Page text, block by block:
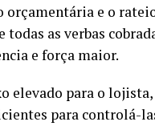
e o
todas as verbas
e força maior.
elevado para o
para controlá-